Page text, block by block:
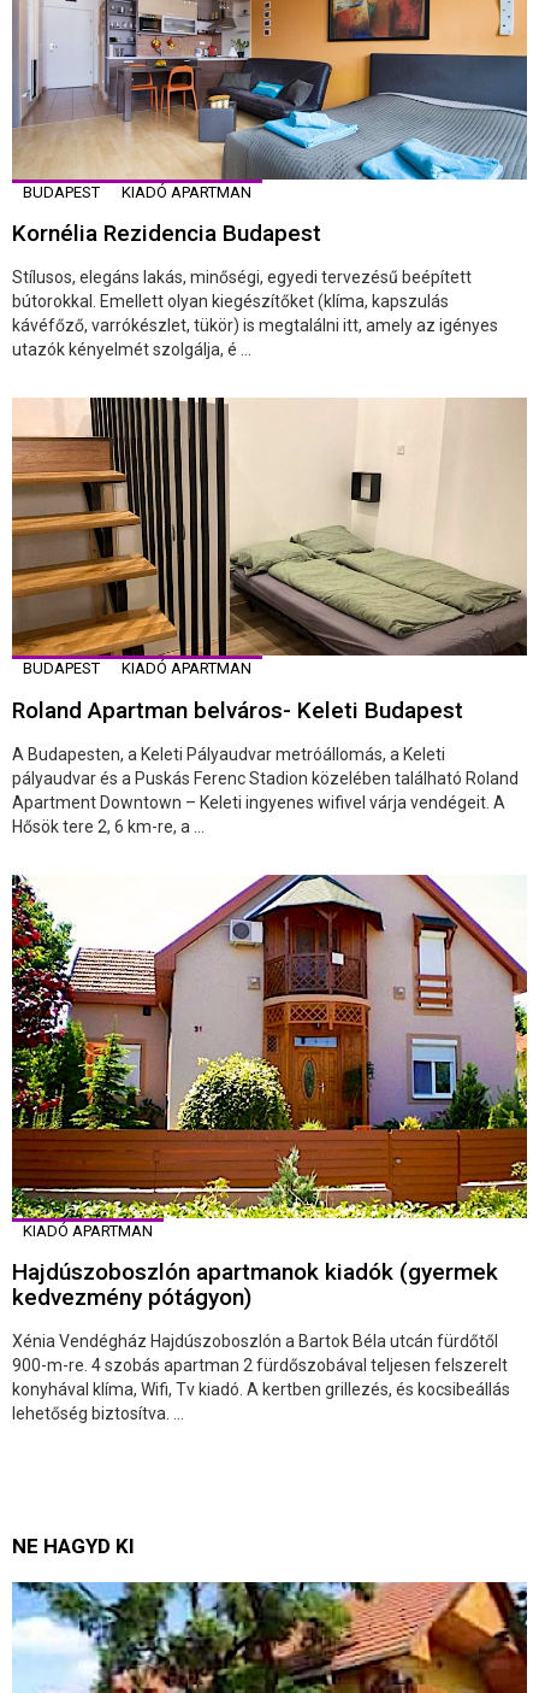
BUDAPEST KIADÓ APARTMAN
Kornélia Rezidencia Budapest
Stílusos, elegáns lakás, minőségi, egyedi tervezésű beépített
bútorokkal. Emellett olyan kiegészítőket (klíma, kapszulás
kávéfőző, varrókészlet, tükör) is megtalálni itt, amely az igényes
utazók kényelmét szolgálja, é ...
BUDAPEST KIADÓ APARTMAN
Roland Apartman belváros- Keleti Budapest
A Budapesten, a Keleti Pályaudvar metróállomás, a Keleti
pályaudvar és a Puskás Ferenc Stadion közelében található Roland
Apartment Downtown – Keleti ingyenes wifivel várja vendégeit. A
Hősök tere 2, 6 km-re, a ...
KIADÓ APARTMAN
Hajdúszoboszlón apartmanok kiadók (gyermek
kedvezmény pótágyon)
Xénia Vendégház Hajdúszoboszlón a Bartok Béla utcán fürdőtől
900-m-re. 4 szobás apartman 2 fürdőszobával teljesen felszerelt
konyhával klíma, Wifi, Tv kiadó. A kertben grillezés, és kocsibeállás
lehetőség biztosítva. ...
NE HAGYD KI